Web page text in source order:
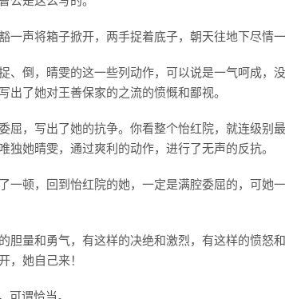
一声将箱子掀开，两手捉着底子，朝天往地下尽情
、倒，晴雯的这一些列动作，可以说是一气呵成，
出了她对王善保家的之流的愤慨和鄙视。
屈，写出了她的抗争。你看整个怡红院，就连级别
独她晴雯，通过爽利的动作，进行了无声的反抗。
一顿，回到怡红院的她，一定是满腔委屈的，可她
胆量和勇气，有这样的决绝和激烈，有这样的愤怒
，她自己来！